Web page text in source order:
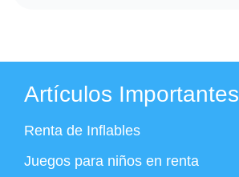
Artículos Importantes
Renta de Inflables
Juegos para niños en renta